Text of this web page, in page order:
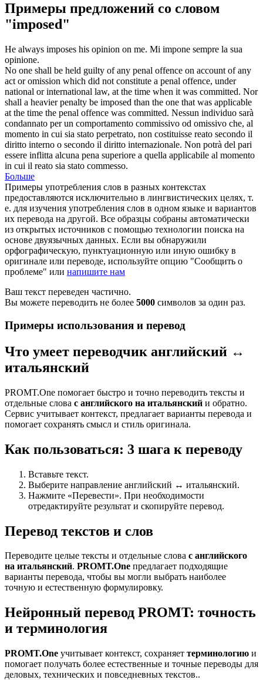
Примеры предложений со словом
"imposed"
He always imposes his opinion on me. Mi impone sempre la sua
opinione.
No one shall be held guilty of any penal offence on account of any
act or omission which did not constitute a penal offence, under
national or international law, at the time when it was committed. Nor
shall a heavier penalty be imposed than the one that was applicable
at the time the penal offence was committed. Nessun individuo sarà
condannato per un comportamento commissivo od omissivo che, al
momento in cui sia stato perpetrato, non costituisse reato secondo il
diritto interno o secondo il diritto internazionale. Non potrà del pari
essere inflitta alcuna pena superiore a quella applicabile al momento
in cui il reato sia stato commesso.
Больше
Примеры употребления слов в разных контекстах
предоставляются исключительно в лингвистических целях, т.
е. для изучения употребления слов в одном языке и вариантов
их перевода на другой. Все образцы собраны автоматически
из открытых источников с помощью технологии поиска на
основе двуязычных данных. Если вы обнаружили
орфографическую, пунктуационную или иную ошибку в
оригинале или переводе, используйте опцию "Сообщить о
проблеме" или напишите нам
Ваш текст переведен частично.
Вы можете переводить не более 5000 символов за один раз.
Примеры использования и перевод
Что умеет переводчик английский ↔
итальянский
PROMT.One помогает быстро и точно переводить тексты и
отдельные слова с английского на итальянский и обратно.
Сервис учитывает контекст, предлагает варианты перевода и
помогает сохранять смысл и стиль оригинала.
Как пользоваться: 3 шага к переводу
Вставьте текст.
Выберите направление английский ↔ итальянский.
Нажмите «Перевести». При необходимости
отредактируйте результат и скопируйте перевод.
Перевод текстов и слов
Переводите целые тексты и отдельные слова с английского
на итальянский. PROMT.One предлагает подходящие
варианты перевода, чтобы вы могли выбрать наиболее
точную и естественную формулировку.
Нейронный перевод PROMT: точность
и терминология
PROMT.One учитывает контекст, сохраняет терминологию и
помогает получать более естественные и точные переводы для
деловых, технических и повседневных текстов..